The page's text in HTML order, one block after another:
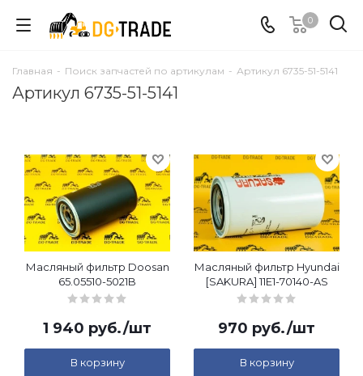
0
Главная - Поиск запчастей по артикулам - Артикул 6735-51-5141
Артикул 6735-51-5141
Масляный фильтр Doosan
65.05510-5021B
1 940 руб./шт
В корзину
Масляный фильтр Hyundai
[SAKURA] 11E1-70140-AS
970 руб./шт
В корзину